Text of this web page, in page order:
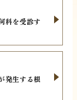
科を受診す
発生する根